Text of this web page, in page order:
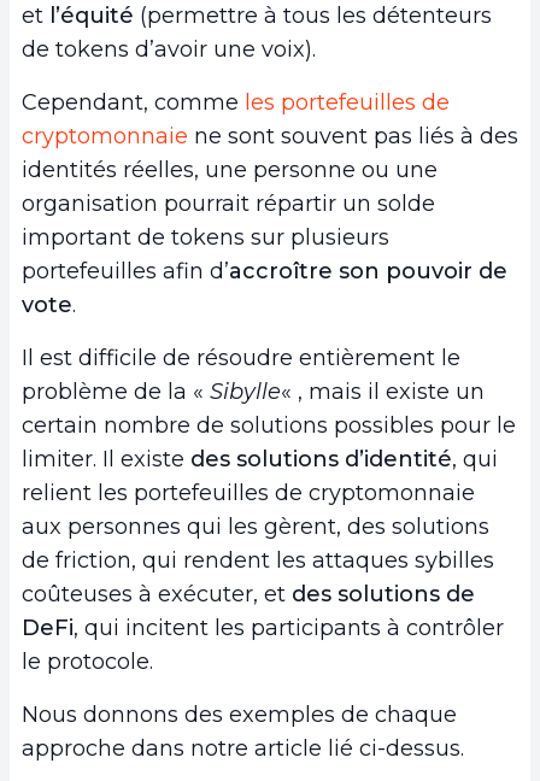
et l’équité (permettre à tous les détenteurs
de tokens d’avoir une voix).
Cependant, comme les portefeuilles de
cryptomonnaie ne sont souvent pas liés à des
identités réelles, une personne ou une
organisation pourrait répartir un solde
important de tokens sur plusieurs
portefeuilles afin d’accroître son pouvoir de
vote.
Il est difficile de résoudre entièrement le
problème de la « Sibylle« , mais il existe un
certain nombre de solutions possibles pour le
limiter. Il existe des solutions d’identité, qui
relient les portefeuilles de cryptomonnaie
aux personnes qui les gèrent, des solutions
de friction, qui rendent les attaques sybilles
coûteuses à exécuter, et des solutions de
DeFi, qui incitent les participants à contrôler
le protocole.
Nous donnons des exemples de chaque
approche dans notre article lié ci-dessus.